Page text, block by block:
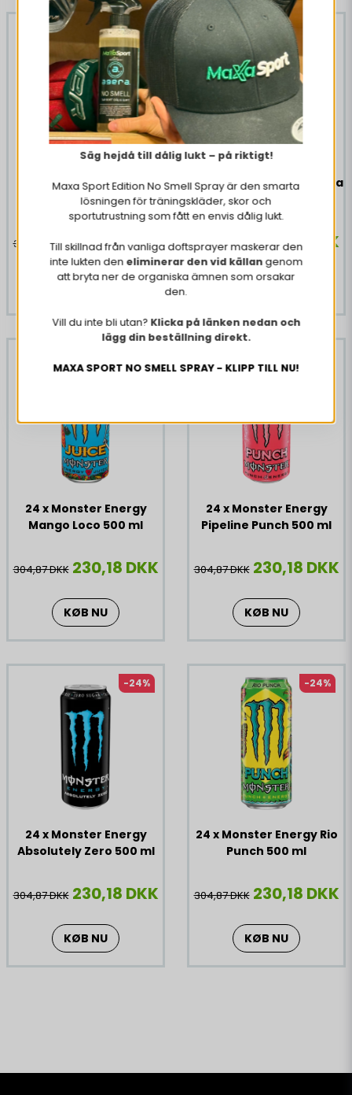
Rekommenderas ej för barn, gravida och ammande
eller personer känsliga för koffeinOBS Produkten
innehåller hög koffeinhalt. Rekommenderas ej för barn,
gravida och ammande eller personer känsliga för
koffein. Användning ihop med alkoholhaltig dryck
rekommenderas ej. Vi rekommenderar max 2
burkar/dygn. Öppnad burk bör konsumeras under
dagen. Förvaringsinstruktioner för konsument: Förvaras i
rumstemperatur eller vid lägst +2°C.
24 x Monster Energy
Original 500 ml
-24%
304,87 DKK 230,18 DKK
KØB NU
24 x Monster Energy Ultra
White 500 ml
304,87 DKK 230,18 DKK
24 x Monster Energy
Mango Loco 500 ml
304,87 DKK 230,18 DKK
KØB NU
24 x Monster Energy
Pipeline Punch 500 ml
304,87 DKK 230,18 DKK
KØB NU
24 x Monster Energy
Absolutely Zero 500 ml
-24%
304,87 DKK 230,18 DKK
KØB NU
24 x Monster Energy Rio
Punch 500 ml
-24%
304,87 DKK 230,18 DKK
KØB NU
Säg hejdå till dålig lukt – på riktigt!
Maxa Sport Edition No Smell Spray är den smarta
lösningen för träningskläder, skor och
sportutrustning som fått en envis dålig lukt.
Till skillnad från vanliga doftsprayer maskerar den
inte lukten den eliminerar den vid källan genom
att bryta ner de organiska ämnen som orsakar
den.
Vill du inte bli utan? Klicka på länken nedan och
lägg din beställning direkt.
MAXA SPORT NO SMELL SPRAY - KLIPP TILL NU!